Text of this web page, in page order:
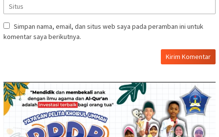
Simpan nama, email, dan situs web saya pada peramban ini untuk
komentar saya berikutnya.